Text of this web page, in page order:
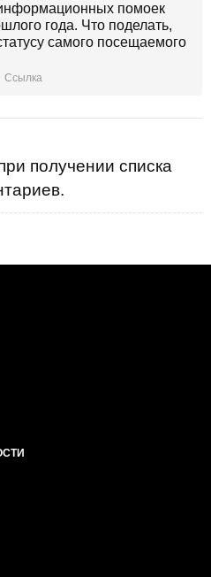
помоек
года. Что поделать,
самого посещаемого
Ссылка
получении списка